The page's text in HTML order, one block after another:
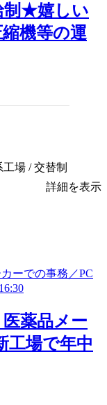
制★嬉しい
機等の運
場 / 交替制
詳細を表示
医薬品メー
工場で年中